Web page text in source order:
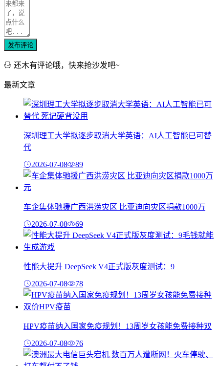
发布评论
还木有评论哦，快来抢沙发吧~
最新文章
深圳理工大学拟逐步取消大学英语：AI人工智能已可替
代
2026-07-08 89
车企集体驰援广西洪涝灾区 比亚迪向灾区捐款1000万
2026-07-08 69
性能大提升 DeepSeek V4正式版灰度测试：9
2026-07-08 78
HPV疫苗纳入国家免疫规划！13周岁女孩能免费接种双
2026-07-08 76